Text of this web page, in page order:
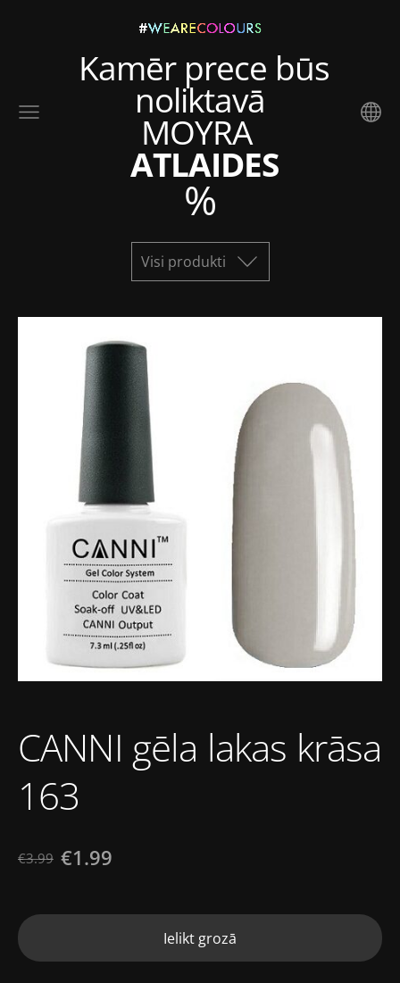
Kamēr prece būs
noliktavā
MOYRA
ATLAIDES
%
Visi produkti
CANNI gēla lakas krāsa
163
€3.99 €1.99
Ielikt grozā